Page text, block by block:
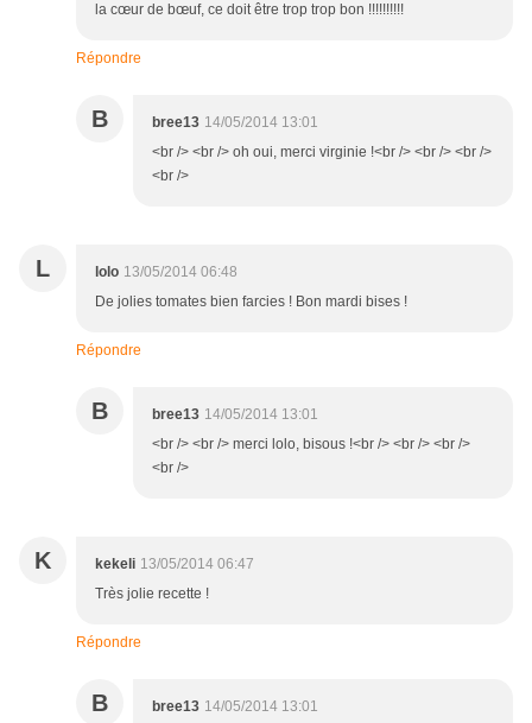
la cœur de bœuf, ce doit être trop trop bon !!!!!!!!!!
Répondre
B bree13 14/05/2014 13:01
<br /> <br /> oh oui, merci virginie !<br /> <br /> <br />
<br />
L lolo 13/05/2014 06:48
De jolies tomates bien farcies ! Bon mardi bises !
Répondre
B bree13 14/05/2014 13:01
<br /> <br /> merci lolo, bisous !<br /> <br /> <br />
<br />
K kekeli 13/05/2014 06:47
Très jolie recette !
Répondre
B bree13 14/05/2014 13:01